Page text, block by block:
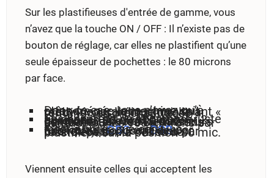
Sur les plastifieuses d'entrée de gamme, vous
n’avez que la touche ON / OFF : Il n’existe pas de
bouton de réglage, car elles ne plastifient qu’une
seule épaisseur de pochettes : le 80 microns
par face.
Dans ce cas, vous n’avez qu’à attendre que la machine soit prête (généralement un voyant « ready » vous indique qu'elle a terminé son préchauffage)
Les appareils de la gamme juste au dessus peuvent proposer 2 positions : 80 ou 100 mic (microns). Elles sont donc compatibles avec 2 épaisseurs de pochettes : les 80 microns par face ou les 100 microns par face.
Il est à noter que certains fabricants (GBCouDSB
par exemple) proposent des pochettes de 75 microns par face d’épaisseur : Elles se plastifient sur la position 80 mic.
Viennent ensuite celles qui acceptent les